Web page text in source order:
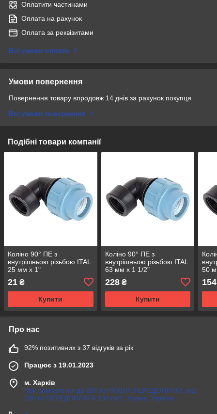
Оплатити частинами
Оплата на рахунок
Оплата за реквізитами
Всі умови оплати
Умови повернення
Повернення товару впродовж 14 днів за рахунок покупця
Всі умови повернення
Подібні товари компанії
Коліно 90° ПЕ з
внутрішньою різьбою ITAL
25 мм х 1"
21 ₴
Купити
Коліно 90° ПЕ з
внутрішньою різьбою ITAL
63 мм х 1 1/2"
228₴
Купити
50
154
Про нас
92% позитивних з 37 відгуків за рік
Працює з 19.01.2023
м. Харків
При замовленні до 280 гр ПОВНА ПЕРЕДОПЛАТА, від
280 гр ПЕРЕДОПЛАТА 100 гр!!!, Харків, Україна